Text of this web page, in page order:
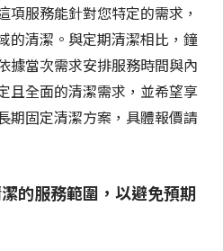
項服務能針對您特定的需求，
的清潔。與定期清潔相比，鐘
據當次需求安排服務時間與內
且全面的清潔需求，並希望享
期固定清潔方案，具體報價請
的服務範圍，以避免預期